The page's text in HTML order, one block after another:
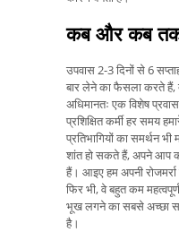
कब और कब
उपवास 2-3 दिनों से 6
बार लेने का फैसला करते हैं,
अधिमानतः एक विशेष
प्रशिक्षित कर्मी हर समय
प्रतिभागियों का समर्थन
शांत हो सकते हैं, अपने आप
हैं। आइए हम अपनी
फिर भी, वे बहुत कम
भूख लगने का सबसे अच्छा
है।